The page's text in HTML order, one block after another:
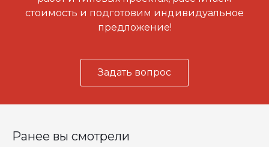
стоимость и подготовим индивидуальное
предложение!
Задать вопрос
Ранее вы смотрели